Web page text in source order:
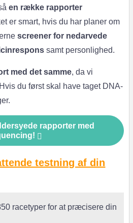
en række rapporter
er smart, hvis du har planer om
screener for nedarvede
samt personlighed.
med det samme, da vi
du først skal have taget DNA-
rapporter med
testning af din
racetyper for at præcisere din